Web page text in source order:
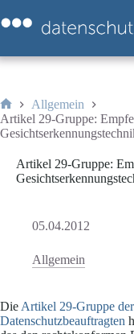
Inhalt
springen
Start
Allgemein
Artikel 29-Gruppe:
Artikel 29-Gruppe:
05.04.2012
Allgemein
Die Artikel 29-Gruppe
Datenschutzbeauftragten